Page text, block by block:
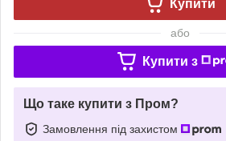
Купити
або
Купити з
Що таке купити з Пром?
Замовлення під захистом